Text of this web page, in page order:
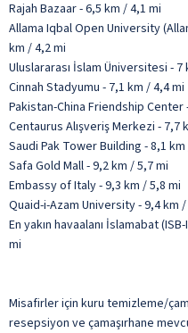
Rajah Bazaar - 6,5 km / 4,1 mi
Allama Iqbal Open University
km / 4,2 mi
Uluslararası İslam Üniversitesi - 7
Cinnah Stadyumu - 7,1 km / 4,4 mi
Pakistan-China Friendship Center
Centaurus Alışveriş Merkezi - 7,7
Saudi Pak Tower Building - 8,1
Safa Gold Mall - 9,2 km / 5,7 mi
Embassy of Italy - 9,3 km / 5,8 mi
Quaid-i-Azam University - 9,4 km
En yakın havaalanı İslamabat
mi
Misafirler için kuru temizleme/
resepsiyon ve çamaşırhane